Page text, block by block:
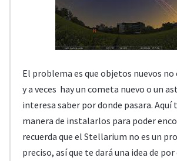
El problema es que objetos nuevos
y a veces hay un cometa nuevo o un
interesa saber por donde pasara. Aquí
manera de instalarlos para poder
recuerda que el Stellarium no es un
preciso, así que te dará una idea de por